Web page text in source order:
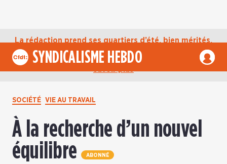
La rédaction prend ses quartiers d’été, bien mérités,
jusqu’au mardi 1er septembre. D’ici là, retrouvez
l’actualité de la CFDT sur notre compte Bluesky. En
SYNDICALISME HEBDO
SOCIÉTÉ VIE AU TRAVAIL
À la recherche d’un nouvel
équilibre
ABONNÉ